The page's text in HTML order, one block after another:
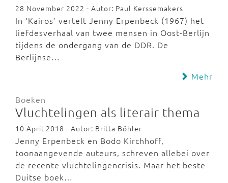
28 November 2022 - Autor: Paul Kerssemakers
In ‘Kairos’ vertelt Jenny Erpenbeck (1967) het
liefdesverhaal van twee mensen in Oost-Berlijn
tijdens de ondergang van de DDR. De
Berlijnse…
Mehr
Boeken
Vluchtelingen als literair thema
10 April 2018 - Autor: Britta Böhler
Jenny Erpenbeck en Bodo Kirchhoff,
toonaangevende auteurs, schreven allebei over
de recente vluchtelingencrisis. Maar het beste
Duitse boek…